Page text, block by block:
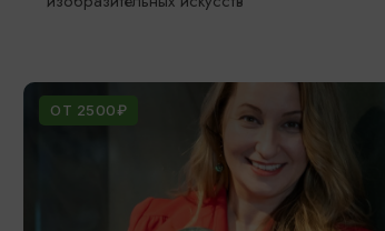
ОТ 2500₽